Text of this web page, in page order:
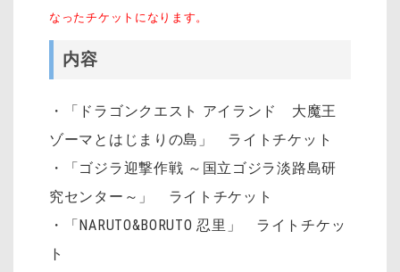
なったチケットになります。
内容
・「ドラゴンクエスト アイランド 大魔王
ゾーマとはじまりの島」 ライトチケット
・「ゴジラ迎撃作戦 ～国立ゴジラ淡路島研
究センター～」 ライトチケット
・「NARUTO&BORUTO 忍里」 ライトチケッ
ト